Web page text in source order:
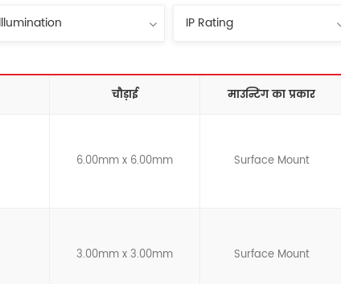
चौड़ाई माउन्टिंग का प्रकार
6.00mm x 6.00mm Surface Mount
3.00mm x 3.00mm Surface Mount